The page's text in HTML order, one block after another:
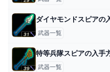
ダイヤモンドスピアの
武器一覧
特等兵隊スピアの入手
武器一覧